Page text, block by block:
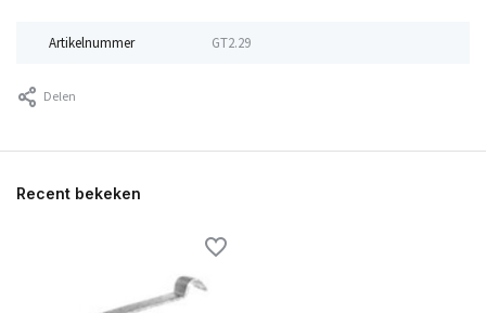
Artikelnummer GT2.29
Delen
Recent bekeken